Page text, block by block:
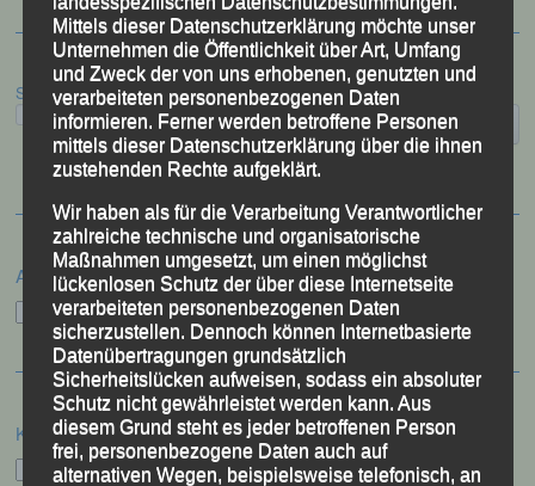
Suchen
Archiv
Archiv
Kategorien
Kategorien
Mittels dieser Datenschutzerklärung möchte unser
Unternehmen die Öffentlichkeit über Art, Umfang
und Zweck der von uns erhobenen, genutzten und
verarbeiteten personenbezogenen Daten
informieren. Ferner werden betroffene Personen
mittels dieser Datenschutzerklärung über die ihnen
zustehenden Rechte aufgeklärt.
Wir haben als für die Verarbeitung Verantwortlicher
zahlreiche technische und organisatorische
Maßnahmen umgesetzt, um einen möglichst
lückenlosen Schutz der über diese Internetseite
verarbeiteten personenbezogenen Daten
sicherzustellen. Dennoch können Internetbasierte
Datenübertragungen grundsätzlich
Sicherheitslücken aufweisen, sodass ein absoluter
Schutz nicht gewährleistet werden kann. Aus
diesem Grund steht es jeder betroffenen Person
frei, personenbezogene Daten auch auf
alternativen Wegen, beispielsweise telefonisch, an